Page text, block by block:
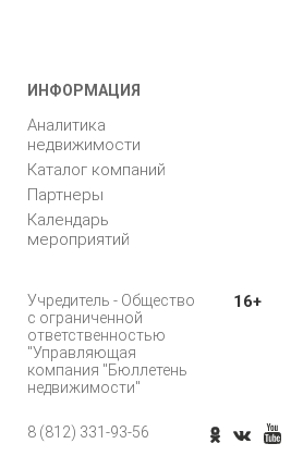
ИНФОРМАЦИЯ
Аналитика
недвижимости
Каталог компаний
Партнеры
Календарь
мероприятий
Учредитель - Общество
с ограниченной
ответственностью
"Управляющая
компания "Бюллетень
недвижимости"
16+
8 (812) 331-93-56